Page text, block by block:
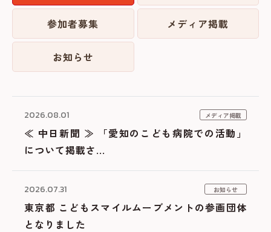
参加者募集 メディア掲載
お知らせ
2026.08.01 メディア掲載
≪ 中日新聞 ≫ 「愛知のこども病院での活動」
について掲載さ...
2026.07.31 お知らせ
東京都 こどもスマイルムーブメントの参画団体
となりました